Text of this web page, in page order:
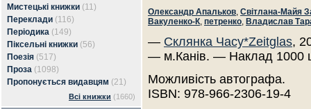
Мистецькі книжки (11)
Переклади (116)
Періодика (149)
Піксельні книжки (56)
Поезія (517)
Проза (1098)
Пропонується видавцям (21)
Всі книжки (1660)
Олександр Апальков, Світлана-Майя
Вакуленко-К, петренко, Владислав
— Склянка Часу*Zeitglas,
— м.Канів. — Наклад 1000
Можливість автографа.
ISBN: 978-966-2306-19-4